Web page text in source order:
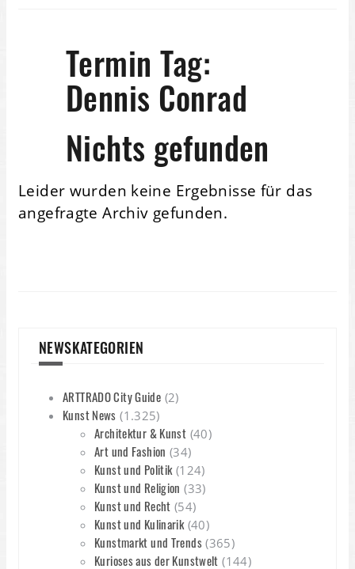
Termin Tag:
Dennis Conrad
Nichts gefunden
Leider wurden keine Ergebnisse für das
angefragte Archiv gefunden.
NEWSKATEGORIEN
ARTTRADO City Guide (2)
Kunst News (1.325)
Architektur & Kunst (40)
Art und Fashion (34)
Kunst und Politik(124)
Kunst und Religion (33)
Kunst und Recht (54)
Kunst und Kulinarik(40)
Kunstmarkt und Trends(365)
Kurioses aus der Kunstwelt (144)